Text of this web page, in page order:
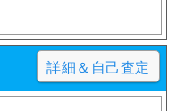
詳細＆自己査定